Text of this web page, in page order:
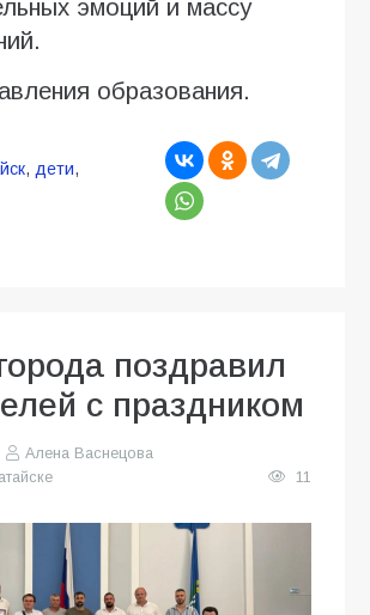
эмоций и массу
образования.
, дети,
поздравил
с праздником
Алена Васнецова
11